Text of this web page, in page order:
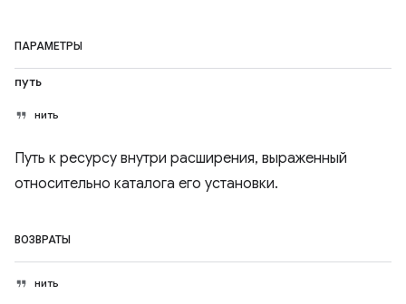
ПАРАМЕТРЫ
путь
нить
Путь к ресурсу внутри расширения, выраженный
относительно каталога его установки.
ВОЗВРАТЫ
нить